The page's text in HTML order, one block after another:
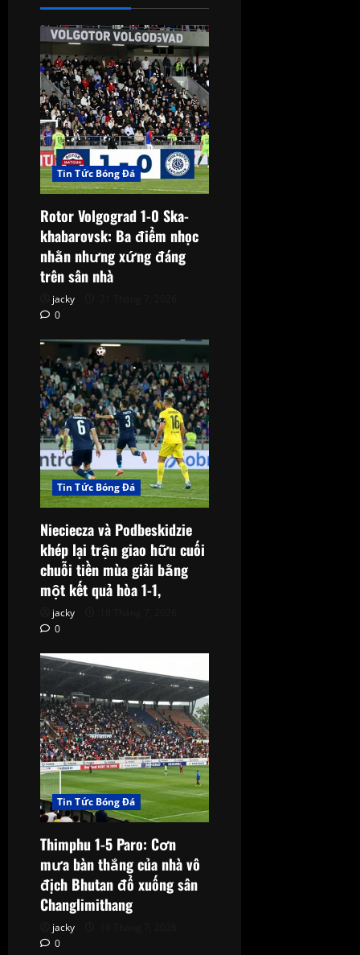
Tin Tức Bóng Đá
Rotor Volgograd 1-0 Ska-
khabarovsk: Ba điểm nhọc
nhằn nhưng xứng đáng
trên sân nhà
jacky
0
Tin Tức Bóng Đá
Nieciecza và Podbeskidzie
khép lại trận giao hữu cuối
chuỗi tiền mùa giải bằng
một kết quả hòa 1-1,
jacky
0
Tin Tức Bóng Đá
Thimphu 1-5 Paro: Cơn
mưa bàn thắng của nhà vô
địch Bhutan đổ xuống sân
Changlimithang
jacky
0